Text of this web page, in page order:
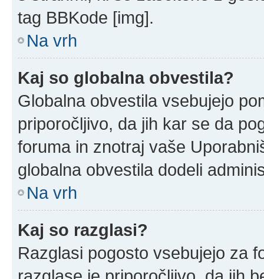
tag BBKode [img].
Na vrh
Kaj so globalna obvestila?
Globalna obvestila vsebujejo
priporočljivo, da jih kar se da
foruma in znotraj vaše
globalna obvestila dodeli
Na vrh
Kaj so razglasi?
Razglasi pogosto vsebujejo za